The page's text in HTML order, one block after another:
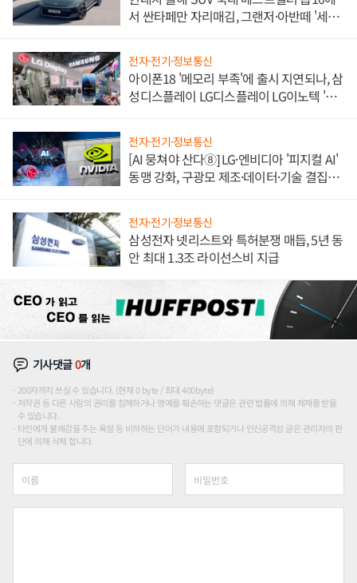
서 싼타페만 자리매김, 그랜저·아반떼 '세단
전자·전기·정보통신
아이폰18 '메모리 부족'에 출시 지연되나, 삼
성디스플레이 LG디스플레이 LG이노텍 '탈
전자·전기·정보통신
[AI 뭉쳐야 산다⑧] LG·엔비디아 '피지컬 AI'
동맹 강화, 구광모 제조·데이터·기술 결집
전자·전기·정보통신
삼성전자 넷리스트와 특허분쟁 매듭, 5년 동
안 최대 1.3조 라이선스비 지급
기사댓글0개
200자까지 쓰실 수 있습니다. (현재 0 byte / 최대 400byte)
저작권 등 다른 사람의 권리를 침해하거나 명예를 훼손하는 댓글은 관련 법률에 의해 제재를 받을
수 있습니다.
타인에게 불쾌감을 주는 욕설 등 비하하는 단어가 내용에 포함되거나 인신공격성 글은 관리자의 판
단에 의해 삭제 합니다.